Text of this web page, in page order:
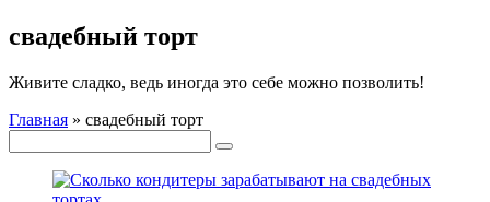
свадебный торт
Живите сладко, ведь иногда это себе можно позволить!
Главная » свадебный торт